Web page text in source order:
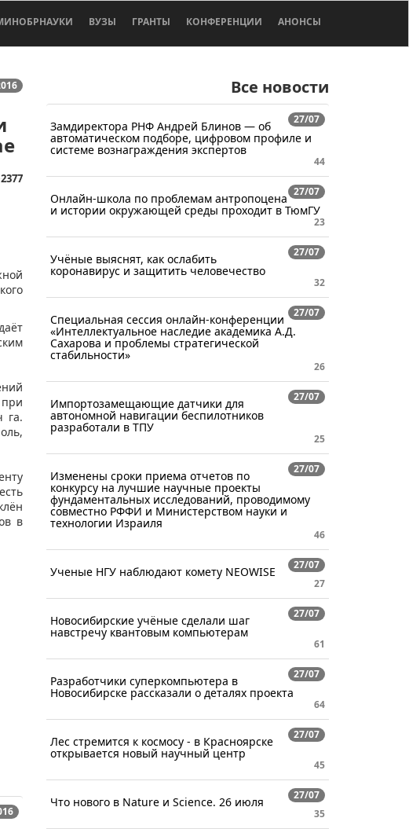
ВУЗЫ ГРАНТЫ КОНФЕРЕНЦИИ АНОНСЫ
2377
га.
в
Все новости
27/07
Замдиректора РНФ Андрей Блинов — об
автоматическом подборе, цифровом профиле и
системе вознаграждения экспертов
44
27/07
Онлайн-школа по проблемам антропоцена
и истории окружающей среды проходит в ТюмГУ
23
27/07
Учёные выяснят, как ослабить
коронавирус и защитить человечество
32
27/07
Специальная сессия онлайн-конференции
«Интеллектуальное наследие академика А.Д.
Сахарова и проблемы стратегической
стабильности»
26
27/07
Импортозамещающие датчики для
автономной навигации беспилотников
разработали в ТПУ
25
27/07
Изменены сроки приема отчетов по
конкурсу на лучшие научные проекты
фундаментальных исследований, проводимому
совместно РФФИ и Министерством науки и
технологии Израиля
46
27/07
Ученые НГУ наблюдают комету NEOWISE
27
27/07
Новосибирские учёные сделали шаг
навстречу квантовым компьютерам
61
27/07
Разработчики суперкомпьютера в
Новосибирске рассказали о деталях проекта
64
27/07
Лес стремится к космосу - в Красноярске
открывается новый научный центр
45
27/07
Что нового в Nature и Science. 26 июля
35